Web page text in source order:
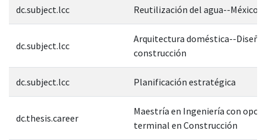
dc.subject.lcc Reutilización del agua--México
dc.subject.lcc
Arquitectura doméstica--Diseño
construcción
dc.subject.lcc Planificación estratégica
dc.thesis.career
Maestría en Ingeniería con
terminal en Construcción